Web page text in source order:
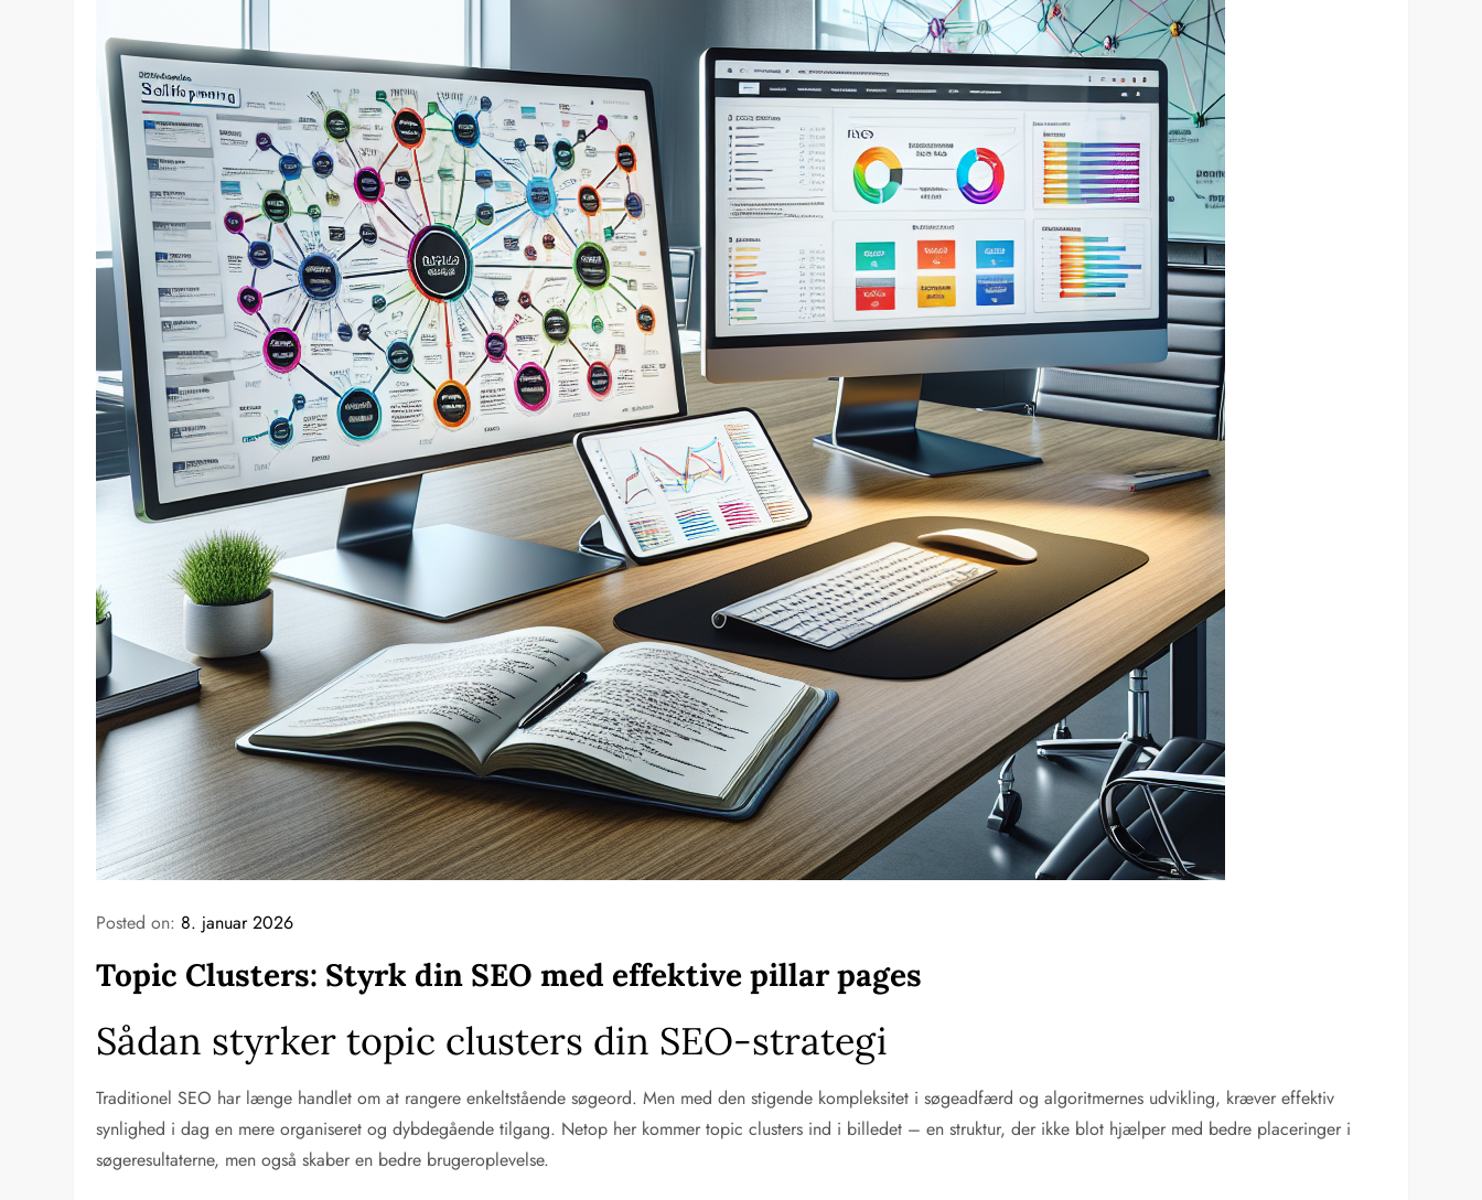
Posted on: 8. januar 2026
Topic Clusters: Styrk din SEO med effektive pillar pages
Sådan styrker topic clusters din SEO-strategi
Traditionel SEO har længe handlet om at rangere enkeltstående søgeord. Men med den stigende kompleksitet i søgeadfærd og algoritmernes udvikling, kræver effektiv
synlighed i dag en mere organiseret og dybdegående tilgang. Netop her kommer topic clusters ind i billedet – en struktur, der ikke blot hjælper med bedre placeringer i
søgeresultaterne, men også skaber en bedre brugeroplevelse.